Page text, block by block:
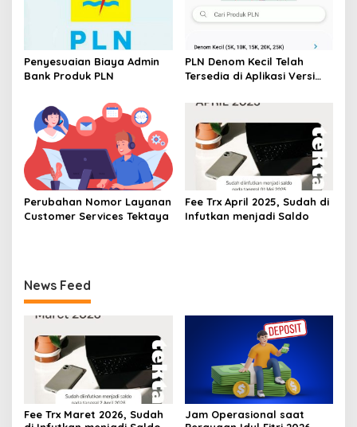
Penyesuaian Biaya Admin
Bank Produk PLN
PLN Denom Kecil Telah
Tersedia di Aplikasi Versi
Perubahan Nomor Layanan
Customer Services Tektaya
Fee Trx April 2025, Sudah di
Infutkan menjadi Saldo
News Feed
Fee Trx Maret 2026, Sudah
Jam Operasional saat